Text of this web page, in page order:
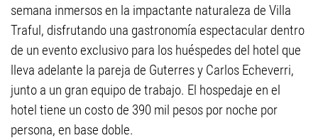
semana inmersos en la impactante naturaleza de Villa
Traful, disfrutando una gastronomía espectacular dentro
de un evento exclusivo para los huéspedes del hotel que
lleva adelante la pareja de Guterres y Carlos Echeverri,
junto a un gran equipo de trabajo. El hospedaje en el
hotel tiene un costo de 390 mil pesos por noche por
persona, en base doble.